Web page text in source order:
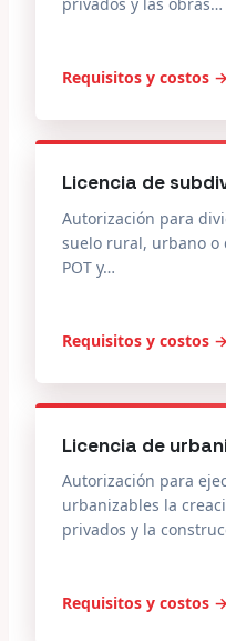
Requisitos y costos →
Licencia de
Autorización para
suelo rural, urbano o
POT y…
Requisitos y costos →
Licencia de
Autorización para
urbanizables la
privados y la
Requisitos y costos →